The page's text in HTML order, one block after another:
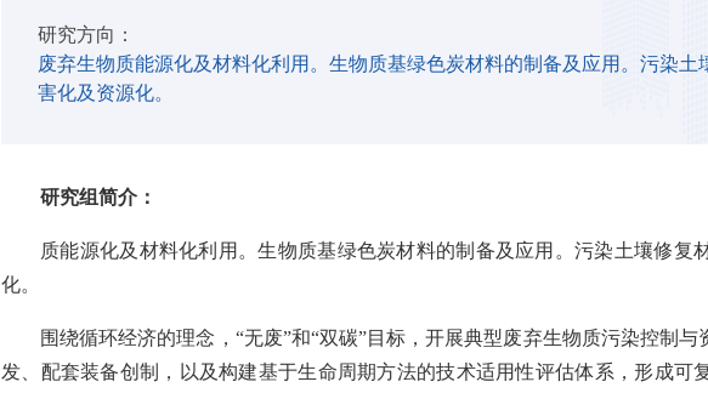
研究方向：
废弃生物质能源化及材料化利用。生物质基绿色炭材料的制备及应用。污染
害化及资源化。
研究组简介：
质能源化及材料化利用。生物质基绿色炭材料的制备及应用。污染土壤修复
化。
围绕循环经济的理念，“无废”和“双碳”目标，开展典型废弃生物质污染控制
发、配套装备创制，以及构建基于生命周期方法的技术适用性评估体系，形成可